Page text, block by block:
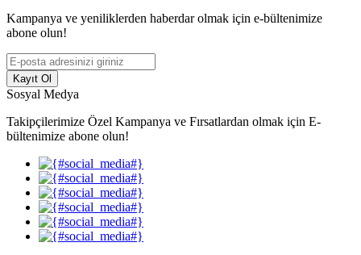
Kampanya ve yeniliklerden haberdar olmak için e-bültenimize
abone olun!
Kayıt Ol
Sosyal Medya
Takipçilerimize Özel Kampanya ve Fırsatlardan olmak için E-
bültenimize abone olun!